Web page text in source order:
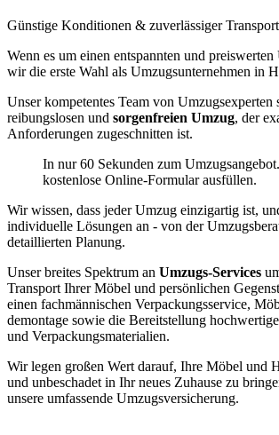
Günstige Konditionen & zuverlässiger Transport
Wenn es um einen entspannten und
wir die erste Wahl als Umzugsunternehmen in
Unser kompetentes Team von Umzugsexperten
reibungslosen und sorgenfreien Umzug, der
Anforderungen zugeschnitten ist.
In nur 60 Sekunden zum
kostenlose Online-Formular ausfüllen.
Wir wissen, dass jeder Umzug einzigartig ist,
individuelle Lösungen an - von der
detaillierten Planung.
Unser breites Spektrum an Umzugs-Services
Transport Ihrer Möbel und persönlichen
einen fachmännischen Verpackungsservice,
demontage sowie die Bereitstellung
und Verpackungsmaterialien.
Wir legen großen Wert darauf, Ihre Möbel und
und unbeschadet in Ihr neues Zuhause zu
unsere umfassende Umzugsversicherung.